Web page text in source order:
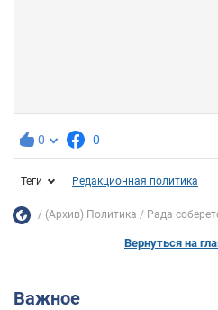
0 0
Теги Редакционная политика
(Архив) Политика Рада
Вернуться на
Важное